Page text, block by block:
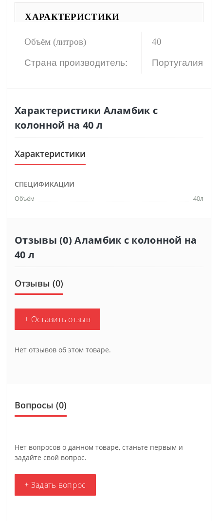
ХАРАКТЕРИСТИКИ
Объём (литров) 40
Страна производитель: Португалия
Характеристики Аламбик с
колонной на 40 л
Характеристики
СПЕЦИФИКАЦИИ
Объём 40л
Отзывы (0) Аламбик с колонной на
40 л
Отзывы (0)
+ Оставить отзыв
Нет отзывов об этом товаре.
Вопросы (0)
Нет вопросов о данном товаре, станьте первым и
задайте свой вопрос.
+ Задать вопрос